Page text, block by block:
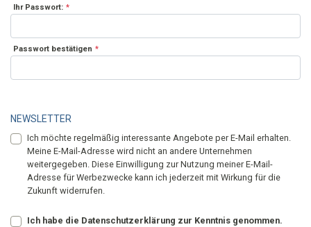
Ihr Passwort: *
Passwort bestätigen *
NEWSLETTER
Ich möchte regelmäßig interessante Angebote per E-Mail erhalten.
Meine E-Mail-Adresse wird nicht an andere Unternehmen
weitergegeben. Diese Einwilligung zur Nutzung meiner E-Mail-
Adresse für Werbezwecke kann ich jederzeit mit Wirkung für die
Zukunft widerrufen.
Ich habe die Datenschutzerklärung zur Kenntnis genommen.